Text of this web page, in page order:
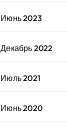
Июнь 2023
Декабрь 2022
Июль 2021
Июнь 2020